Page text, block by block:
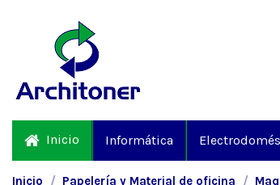
Inicio Informática
Inicio Papelería y Material de oficina